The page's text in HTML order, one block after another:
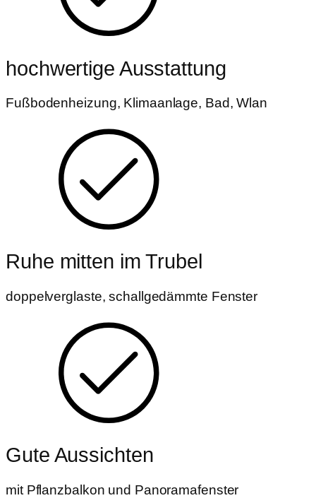
hochwertige Ausstattung
Fußbodenheizung, Klimaanlage, Bad, Wlan
Ruhe mitten im Trubel
doppelverglaste, schallgedämmte Fenster
Gute Aussichten
mit Pflanzbalkon und Panoramafenster